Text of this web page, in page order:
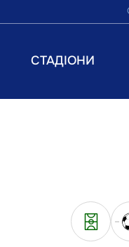
СТАДІОНИ